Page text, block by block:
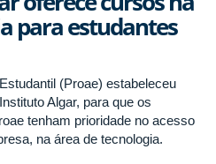
para estudantes
(Proae) estabeleceu
Algar, para que os
tenham prioridade no acesso
na área de tecnologia.